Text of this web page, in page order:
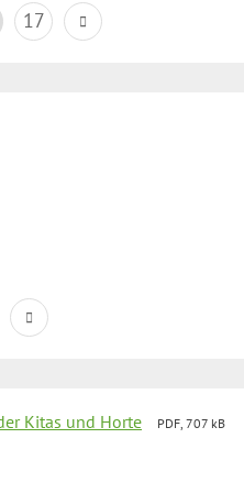
17
Kitas und Horte PDF, 707 kB